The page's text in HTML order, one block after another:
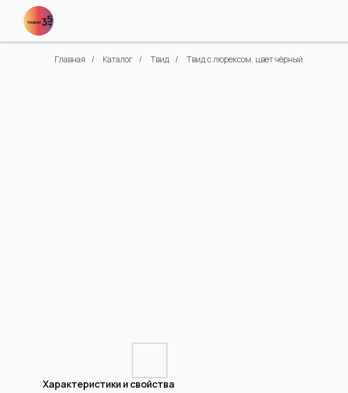
Главная / Каталог / Твид / Твид с люрексом, цвет чёрный
Характеристики и свойства